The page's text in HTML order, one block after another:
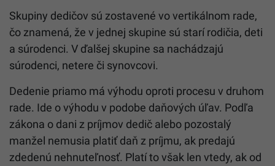
Skupiny dedičov sú zostavené vo vertikálnom rade,
čo znamená, že v jednej skupine sú starí rodičia, deti
a súrodenci. V ďalšej skupine sa nachádzajú
súrodenci, netere či synovcovi.
Dedenie priamo má výhodu oproti procesu v druhom
rade. Ide o výhodu v podobe daňových úľav. Podľa
zákona o dani z príjmov dedič alebo pozostalý
manžel nemusia platiť daň z príjmu, ak predajú
zdedenú nehnuteľnosť. Platí to však len vtedy, ak od